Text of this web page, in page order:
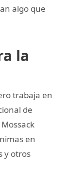
algo que
la
trabaja en
de
en
y otros